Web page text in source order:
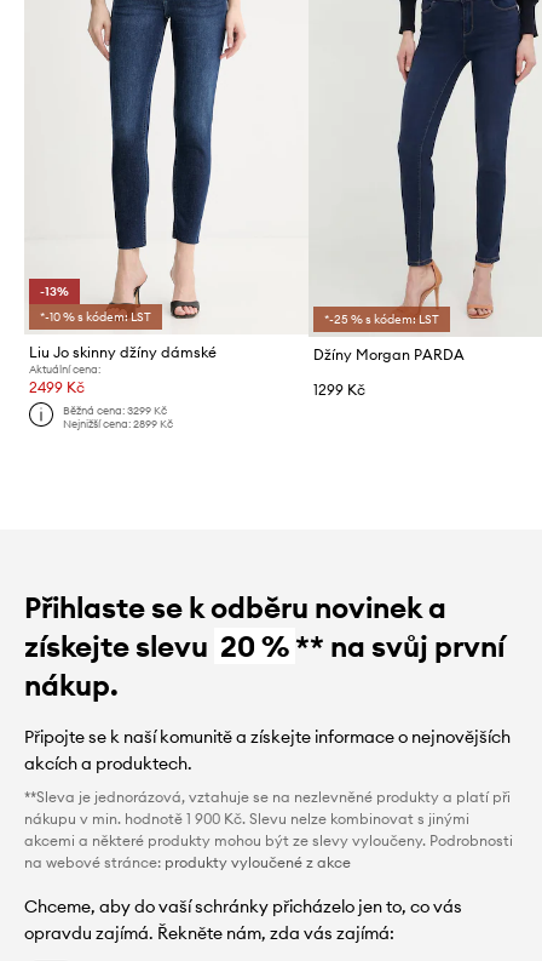
-13%
*-10 % s kódem: LST
Liu Jo skinny džíny dámské
Aktuální cena:
2499 Kč
Běžná cena:3299 Kč
Nejnižší cena:2899 Kč
*-25 % s kódem: LST
Džíny Morgan PARDA
1299 Kč
Přihlaste se k odběru novinek a
získejte slevu 20 %** na svůj první
nákup.
Připojte se k naší komunitě a získejte informace o nejnovějších
akcích a produktech.
**Sleva je jednorázová, vztahuje se na nezlevněné produkty a platí při
nákupu v min. hodnotě 1 900 Kč. Slevu nelze kombinovat s jinými
akcemi a některé produkty mohou být ze slevy vyloučeny. Podrobnosti
na webové stránce: produkty vyloučené z akce
Chceme, aby do vaší schránky přicházelo jen to, co vás
opravdu zajímá. Řekněte nám, zda vás zajímá: